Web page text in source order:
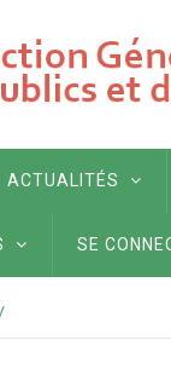
ACTUALITÉS
SE